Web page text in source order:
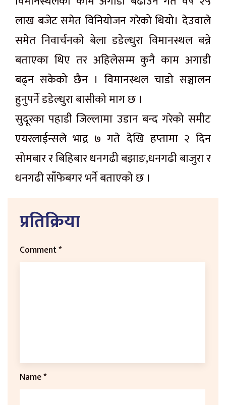
लाख बजेट समेत विनियोजन गरेको थियो। देउवाले
समेत निवार्चनको बेला डडेल्धुरा विमानस्थल बन्ने
बताएका थिए तर अहिलेसम्म कुनै काम अगाडी
बढ्न सकेको छैन । विमानस्थल चाडो सञ्चालन
हुनुपर्ने डडेल्धुरा बासीको माग छ ।
सुदूरका पहाडी जिल्लामा उडान बन्द गरेको समीट
एयरलाईन्सले भाद्र ७ गते देखि हप्तामा २ दिन
सोमबार र बिहिबार धनगढी बझाङ,धनगढी बाजुरा र
धनगढी साँफेबगर भर्ने बताएको छ ।
प्रतिक्रिया
Comment*
Name*